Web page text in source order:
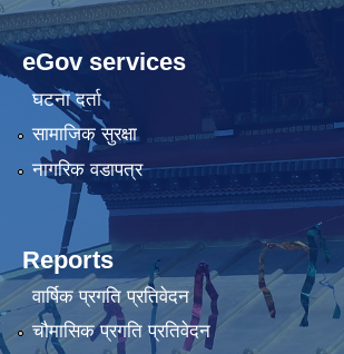
eGov services
घटना दर्ता
सामाजिक सुरक्षा
नागरिक वडापत्र
Reports
वार्षिक प्रगति प्रतिवेदन
चौमासिक प्रगति प्रतिवेदन